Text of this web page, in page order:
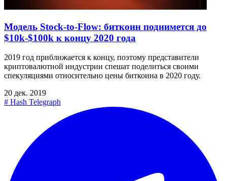
Модель Stock-to-Flow: биткоин поднимется до
$10k-$100k к концу 2020 года
2019 год приближается к концу, поэтому представители
криптовалютной индустрии спешат поделиться своими
спекуляциями относительно цены биткоина в 2020 году.
20 дек. 2019
# Hash Telegraph